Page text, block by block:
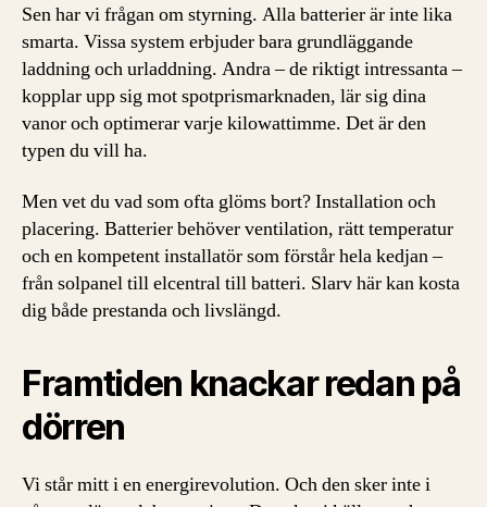
Sen har vi frågan om styrning. Alla batterier är inte lika
smarta. Vissa system erbjuder bara grundläggande
laddning och urladdning. Andra – de riktigt intressanta –
kopplar upp sig mot spotprismarknaden, lär sig dina
vanor och optimerar varje kilowattimme. Det är den
typen du vill ha.
Men vet du vad som ofta glöms bort? Installation och
placering. Batterier behöver ventilation, rätt temperatur
och en kompetent installatör som förstår hela kedjan –
från solpanel till elcentral till batteri. Slarv här kan kosta
dig både prestanda och livslängd.
Framtiden knackar redan på
dörren
Vi står mitt i en energirevolution. Och den sker inte i